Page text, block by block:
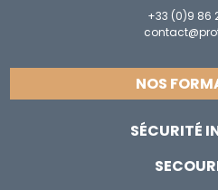
+33 (0)9 86
NOS
SÉCURITÉ